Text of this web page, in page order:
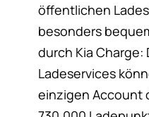
öffentlichen
besonders
durch Kia Charge:
Ladeservices
einzigen Account